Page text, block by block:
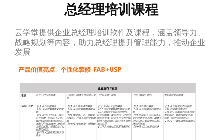
总经理培训课程
云学堂提供企业总经理培训软件及课程，涵盖领导力、
战略规划等内容，助力总经理提升管理能力，推动企业
发展